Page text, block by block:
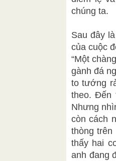
chúng ta.
Sau đây
của cuộc
“Một
gành đá
to tướng
theo. Đến
Nhưng
còn cách
thòng trên
thấy hai
anh đang